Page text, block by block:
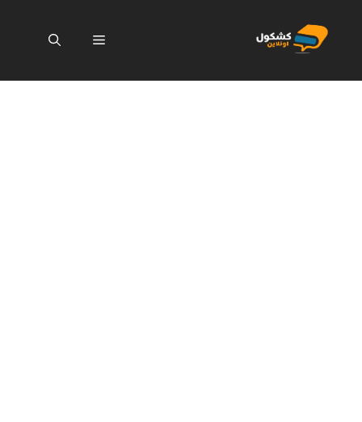
المحتوى
القائمة